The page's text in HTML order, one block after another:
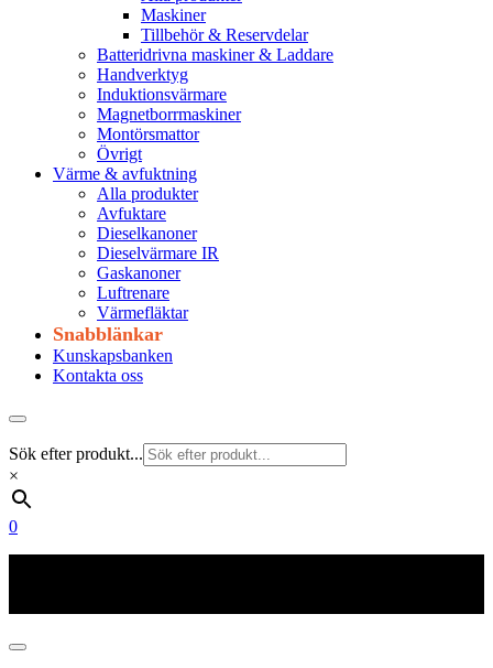
Maskiner
Tillbehör & Reservdelar
Batteridrivna maskiner & Laddare
Handverktyg
Induktionsvärmare
Magnetborrmaskiner
Montörsmattor
Övrigt
Värme & avfuktning
Alla produkter
Avfuktare
Dieselkanoner
Dieselvärmare IR
Gaskanoner
Luftrenare
Värmefläktar
Snabblänkar
Kunskapsbanken
Kontakta oss
Sök efter produkt...
×
0